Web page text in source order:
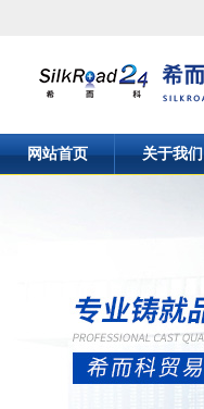
网站首页 关于我们